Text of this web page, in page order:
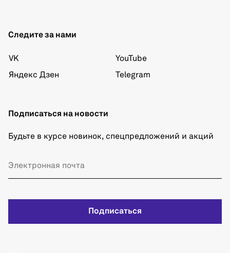
Следите за нами
VK
Яндекс Дзен
YouTube
Telegram
Подписаться на новости
Будьте в курсе новинок, спецпредложений и акций
Подписаться